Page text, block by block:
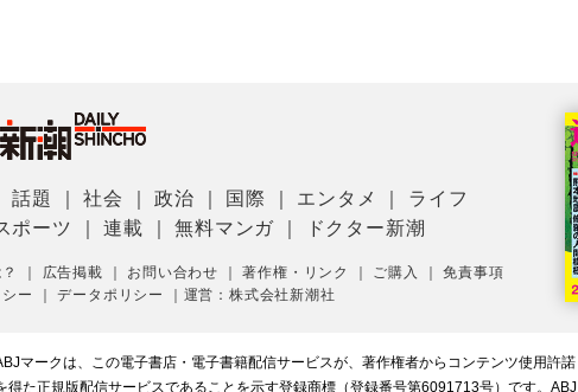
話題 ｜社会 ｜政治 国際 エンタメ
ライフ
ポーツ ｜連載 ｜無料マンガ ドクター新潮
広告掲載 お問い合わせ ｜著作権・リンク ご購入 ｜免責事項
ー
｜データポリシー 運営：株式会社新潮社
マークは、この電子書店・電子書籍配信サービスが、著作権者からコンテンツ使用許諾
得た正規版配信サービスであることを示す登録商標（登録番号第6091713号）です。ABJ